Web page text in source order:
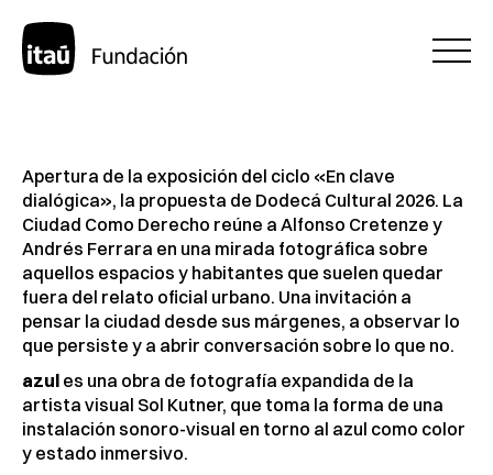
Apertura de la exposición del ciclo «En clave
dialógica», la propuesta de Dodecá Cultural 2026. La
Ciudad Como Derecho reúne a Alfonso Cretenze y
Andrés Ferrara en una mirada fotográfica sobre
aquellos espacios y habitantes que suelen quedar
fuera del relato oficial urbano. Una invitación a
pensar la ciudad desde sus márgenes, a observar lo
que persiste y a abrir conversación sobre lo que no.
azul es una obra de fotografía expandida de la
artista visual Sol Kutner, que toma la forma de una
instalación sonoro-visual en torno al azul como color
y estado inmersivo.